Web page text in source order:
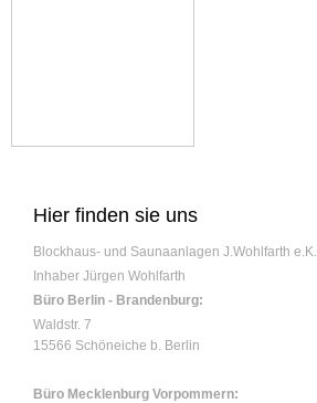
Hier finden sie uns
Blockhaus- und Saunaanlagen J.Wohlfarth e.K.
Inhaber Jürgen Wohlfarth
Büro Berlin - Brandenburg:
Waldstr. 7
15566 Schöneiche b. Berlin
Büro Mecklenburg Vorpommern: